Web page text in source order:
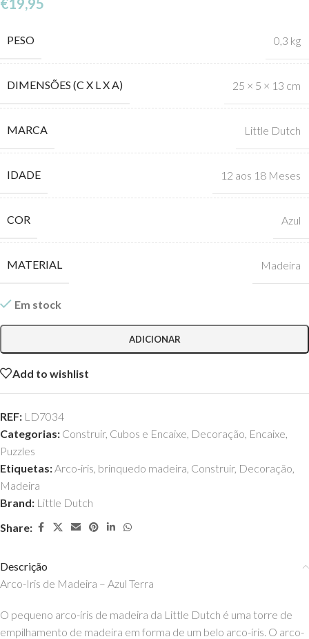
PESO 0,3 kg
DIMENSÕES (C X L X A) 25 × 5 × 13 cm
MARCA Little Dutch
IDADE 12 aos 18 Meses
COR Azul
MATERIAL Madeira
Em stock
ADICIONAR
Add to wishlist
REF: LD7034
Categorias: Construir, Cubos e Encaixe, Decoração, Encaixe,
Puzzles
Etiquetas:Arco-iris, brinquedo madeira, Construir, Decoração,
Madeira
Brand: Little Dutch
Share:
Descrição
Arco-Iris de Madeira – Azul Terra
O pequeno arco-íris de madeira da Little Dutch é uma torre de
empilhamento de madeira em forma de um belo arco-íris. O arco-